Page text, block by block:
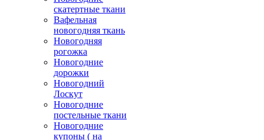
скатертные ткани
Вафельная
новогодняя ткань
Новогодняя
рогожка
Новогодние
дорожки
Новогодний
Лоскут
Новогодние
постельные ткани
Новогодние
купоны ( на